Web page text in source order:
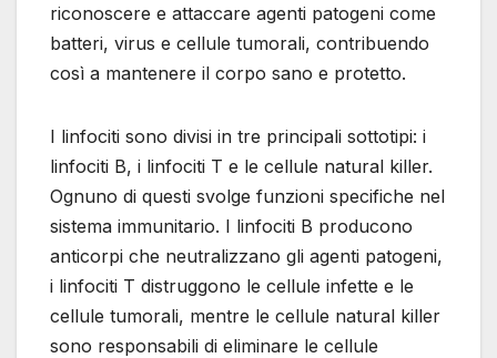
riconoscere e attaccare agenti patogeni come
batteri, virus e cellule tumorali, contribuendo
così a mantenere il corpo sano e protetto.
I linfociti sono divisi in tre principali sottotipi: i
linfociti B, i linfociti T e le cellule natural killer.
Ognuno di questi svolge funzioni specifiche nel
sistema immunitario. I linfociti B producono
anticorpi che neutralizzano gli agenti patogeni,
i linfociti T distruggono le cellule infette e le
cellule tumorali, mentre le cellule natural killer
sono responsabili di eliminare le cellule